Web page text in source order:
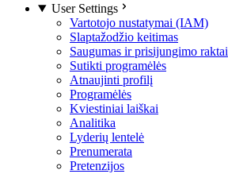
User Settings
Vartotojo nustatymai (IAM)
Slaptažodžio keitimas
Saugumas ir prisijungimo raktai
Sutikti programėlės
Atnaujinti profilį
Programėlės
Kviestiniai laiškai
Analitika
Lyderių lentelė
Prenumerata
Pretenzijos